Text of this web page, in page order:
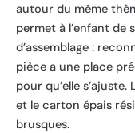
autour du même
permet à l’enfant de
d’assemblage :
pièce a une place
pour qu’elle
et le carton épais
brusques.